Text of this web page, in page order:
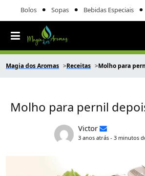
Bolos Sopas Bebidas Especiais
Magia dos Aromas Receitas Molho para
Molho para pernil
Victor
3 anos atrás - 3 minutos